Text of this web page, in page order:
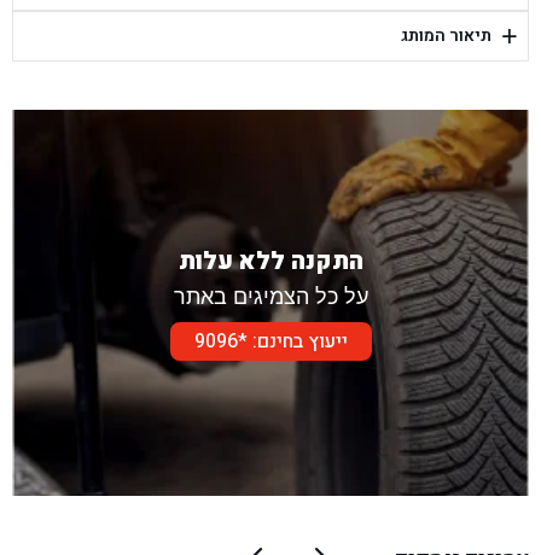
בן גל - דור אלון הר טוב - בית שמש + תיאור המותג
התקנה ללא עלות
על כל הצמיגים באתר
ייעוץ בחינם: *9096